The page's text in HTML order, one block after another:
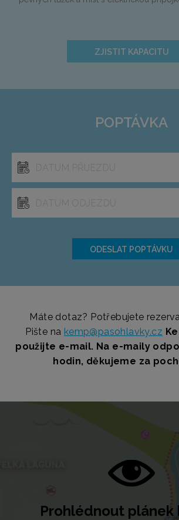
ZJISTIT KAPACITU
POPTÁVKA
Máte dotaz? Potřebujete
Pište na kemp@pasohlavky.cz
použijte e-mail. Na e-maily
hodin, děkujeme za
Prohlédnout plánek